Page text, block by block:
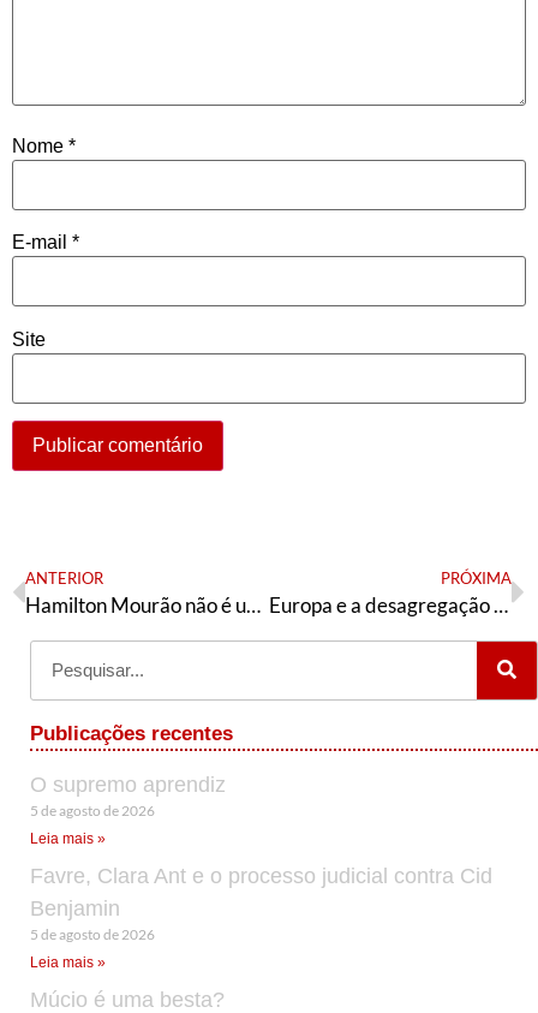
Nome *
E-mail *
Site
ANTERIOR
Hamilton Mourão não é uma vaca fardada
PRÓXIMA
Europa e a desagregação do sistema capitalista – V
Publicações recentes
O supremo aprendiz
5 de agosto de 2026
Leia mais »
Favre, Clara Ant e o processo judicial contra Cid
Benjamin
5 de agosto de 2026
Leia mais »
Múcio é uma besta?